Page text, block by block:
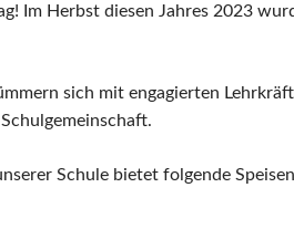
und Studienorientierung
Im Herbst diesen Jahres 2023
sich mit engagierten
Schule bietet folgende